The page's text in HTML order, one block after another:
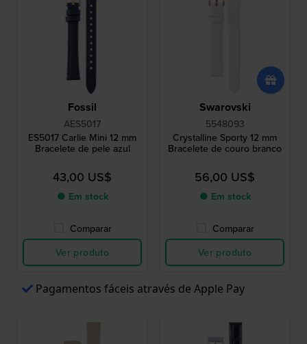
Fossil
AES5017
ES5017 Carlie Mini 12 mm
Bracelete de pele azul
43,00 US$
● Em stock
Comparar
Ver produto
Swarovski
5548093
Crystalline Sporty 12 mm
Bracelete de couro branco
56,00 US$
● Em stock
Comparar
Ver produto
Pagamentos fáceis através de Apple Pay